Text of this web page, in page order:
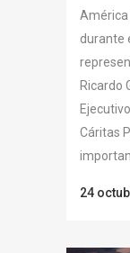
América
durante
Ricardo
Cáritas
24